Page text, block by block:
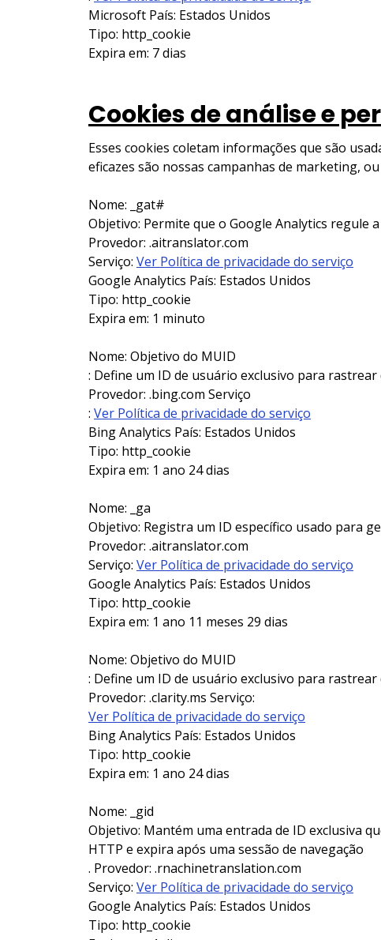
Microsoft País: Estados Unidos
Tipo: http_cookie
Expira em: 7 dias
Cookies de análise e
Esses cookies coletam informações que são
eficazes são nossas campanhas de marketing,
Nome: _gat#
Objetivo: Permite que o Google Analytics regule
Provedor: .aitranslator.com
Serviço: Ver Política de privacidade do serviço
Google Analytics País: Estados Unidos
Tipo: http_cookie
Expira em: 1 minuto
Nome: Objetivo do MUID
: Define um ID de usuário exclusivo para
Provedor: .bing.com Serviço
: Ver Política de privacidade do serviço
Bing Analytics País: Estados Unidos
Tipo: http_cookie
Expira em: 1 ano 24 dias
Nome: _ga
Objetivo: Registra um ID específico usado para
Provedor: .aitranslator.com
Serviço: Ver Política de privacidade do serviço
Google Analytics País: Estados Unidos
Tipo: http_cookie
Expira em: 1 ano 11 meses 29 dias
Nome: Objetivo do MUID
: Define um ID de usuário exclusivo para
Provedor: .clarity.ms Serviço:
Ver Política de privacidade do serviço
Bing Analytics País: Estados Unidos
Tipo: http_cookie
Expira em: 1 ano 24 dias
Nome: _gid
Objetivo: Mantém uma entrada de ID exclusiva
HTTP e expira após uma sessão de navegação
. Provedor: .rnachinetranslation.com
Serviço: Ver Política de privacidade do serviço
Google Analytics País: Estados Unidos
Tipo: http_cookie